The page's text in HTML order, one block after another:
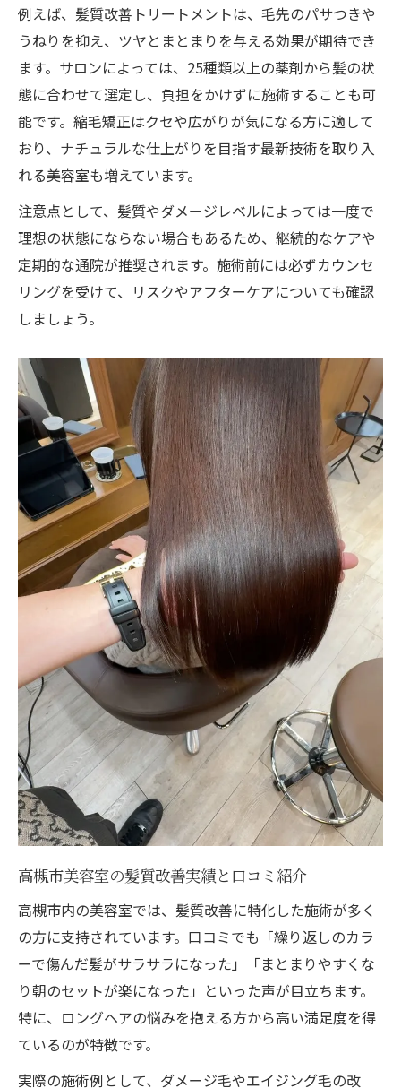
例えば、髪質改善トリートメントは、毛先のパサつきや
うねりを抑え、ツヤとまとまりを与える効果が期待でき
ます。サロンによっては、25種類以上の薬剤から髪の状
態に合わせて選定し、負担をかけずに施術することも可
能です。縮毛矯正はクセや広がりが気になる方に適して
おり、ナチュラルな仕上がりを目指す最新技術を取り入
れる美容室も増えています。
注意点として、髪質やダメージレベルによっては一度で
理想の状態にならない場合もあるため、継続的なケアや
定期的な通院が推奨されます。施術前には必ずカウンセ
リングを受けて、リスクやアフターケアについても確認
しましょう。
高槻市美容室の髪質改善実績と口コミ紹介
高槻市内の美容室では、髪質改善に特化した施術が多く
の方に支持されています。口コミでも「繰り返しのカラ
ーで傷んだ髪がサラサラになった」「まとまりやすくな
り朝のセットが楽になった」といった声が目立ちます。
特に、ロングヘアの悩みを抱える方から高い満足度を得
ているのが特徴です。
実際の施術例として、ダメージ毛やエイジング毛の改